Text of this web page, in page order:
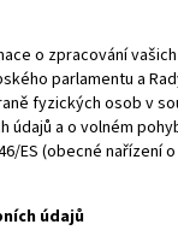
o zpracování
parlamentu a
fyzických osob v
údajů a o volném
ES (obecné nařízení
údajů